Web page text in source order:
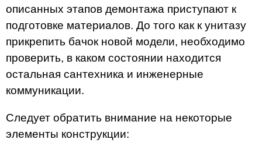
описанных этапов демонтажа приступают к
подготовке материалов. До того как к унитазу
прикрепить бачок новой модели, необходимо
проверить, в каком состоянии находится
остальная сантехника и инженерные
коммуникации.
Следует обратить внимание на некоторые
элементы конструкции: